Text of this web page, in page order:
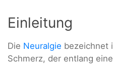
Einleitung
Die Neuralgie bezeichnet
Schmerz, der entlang